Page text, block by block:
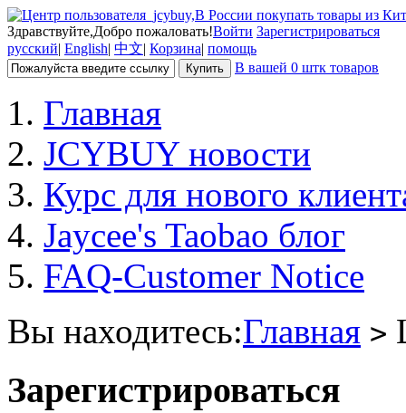
Здравствуйте,Добро пожаловать!Войти Зарегистрироваться
русский| English| 中文| Корзина| помощь
В вашей 0 штк товаров
Главная
JCYBUY новости
Курс для нового
Jaycee's Taobao блог
FAQ-Customer Notice
Вы находитесь:Главная >
Зарегистрироваться